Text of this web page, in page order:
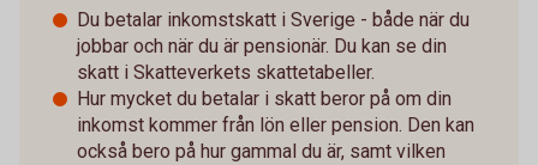
Du betalar inkomstskatt i Sverige - både när du
jobbar och när du är pensionär. Du kan se din
skatt i Skatteverkets skattetabeller.
Hur mycket du betalar i skatt beror på om din
inkomst kommer från lön eller pension. Den kan
också bero på hur gammal du är, samt vilken